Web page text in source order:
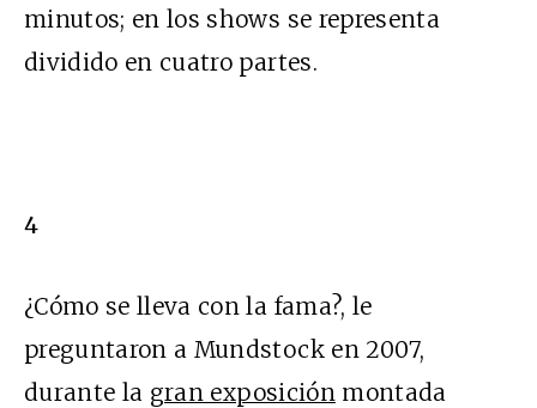
minutos; en los shows se representa
dividido en cuatro partes.
4
¿Cómo se lleva con la fama?, le
preguntaron a Mundstock en 2007,
durante la gran exposiciónmontada